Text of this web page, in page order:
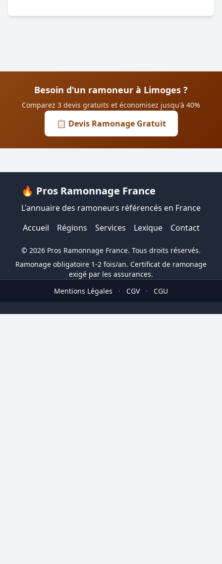
Besoin d'un ramoneur à Limoges ?
Comparez 3 devis gratuits et économisez jusqu'à 40%
📋 Devis Ramonage Gratuit
🔥 Pros Ramonnage France
L'annuaire des ramoneurs référencés en France
Accueil
Régions Services Lexique Contact
© 2026 Pros Ramonnage France. Tous droits réservés.
Ramonage obligatoire 1-2 fois/an. Certificat de ramonage
exigé par les assurances.
Mentions Légales
· CGV · CGU